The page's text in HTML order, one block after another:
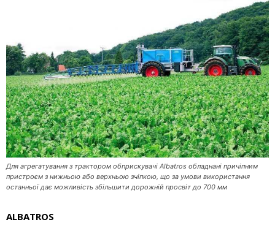
Для агрегатування з трактором обприскувачі Albatros обладнані причіпним
пристроєм з нижньою або верхньою зчіпкою, що за умови використання
останньої дає можливість збільшити дорожній просвіт до 700 мм
ALBATROS